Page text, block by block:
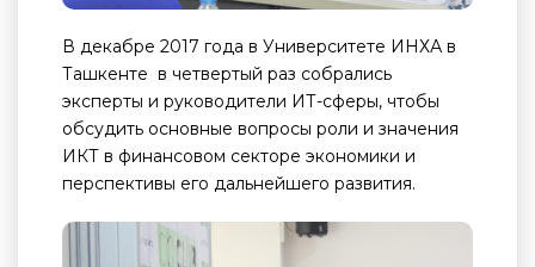
В декабре 2017 года в Университете ИНХА в
Ташкенте в четвертый раз собрались
эксперты и руководители ИТ-сферы, чтобы
обсудить основные вопросы роли и значения
ИКТ в финансовом секторе экономики и
перспективы его дальнейшего развития.